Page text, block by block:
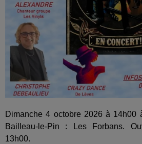
Dimanche 4 octobre 2026 à 14h00
Bailleau-le-Pin : Les Forbans.
13h00.